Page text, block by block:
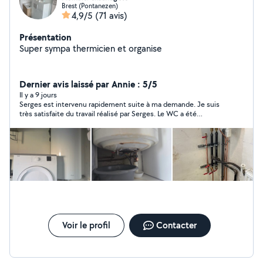
Brest (Pontanezen)
4,9/5 (71 avis)
Présentation
Super sympa thermicien et organise
Dernier avis laissé par Annie : 5/5
Il y a 9 jours
Serges est intervenu rapidement suite à ma demande. Je suis
très satisfaite du travail réalisé par Serges. Le WC a été
Serges est très sympathique et efficace. Je le recommande et
ferai de nouveau appel à lui sans hésitation si besoin.
Voir le profil Contacter